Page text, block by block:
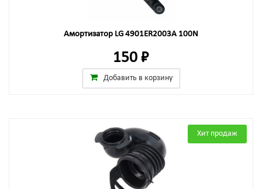
Амортизатор LG 4901ER2003A 100N
150 ₽
Добавить в корзину
Хит продаж